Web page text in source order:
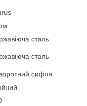
сталь
сталь
сифон